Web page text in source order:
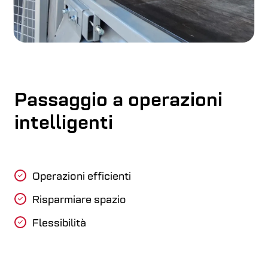
Passaggio a operazioni
intelligenti
Operazioni efficienti
Risparmiare spazio
Flessibilità